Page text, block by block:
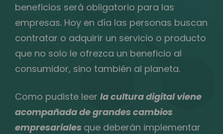
beneficios será obligatorio para las
empresas. Hoy en día las personas buscan
contratar o adquirir un servicio o producto
que no solo le ofrezca un beneficio al
consumidor, sino también al planeta.
Como pudiste leer la cultura digital viene
acompañada de grandes cambios
empresariales que deberán implementar